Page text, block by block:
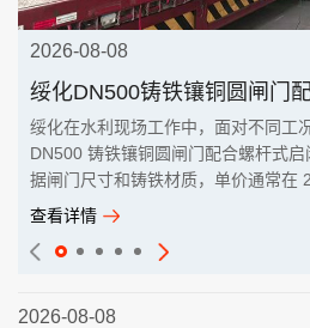
2026-08-08
绥化在水利现场工作中，面对不同工
DN500 铸铁镶铜圆闸门配合螺杆式
据闸门尺寸和铸铁材质，单价通常在
···
查看详情
2026-08-08